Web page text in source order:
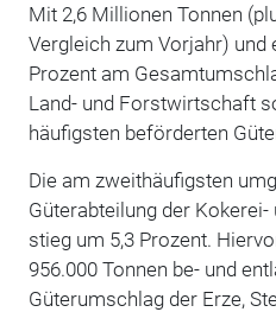
Mit 2,6 Millionen Tonnen
Vergleich zum Vorjahr) und
Prozent am
Land- und Forstwirtschaft
häufigsten beförderten
Die am zweithäufigsten
Güterabteilung der
stieg um 5,3 Prozent.
956.000 Tonnen be- und
Güterumschlag der Erze,